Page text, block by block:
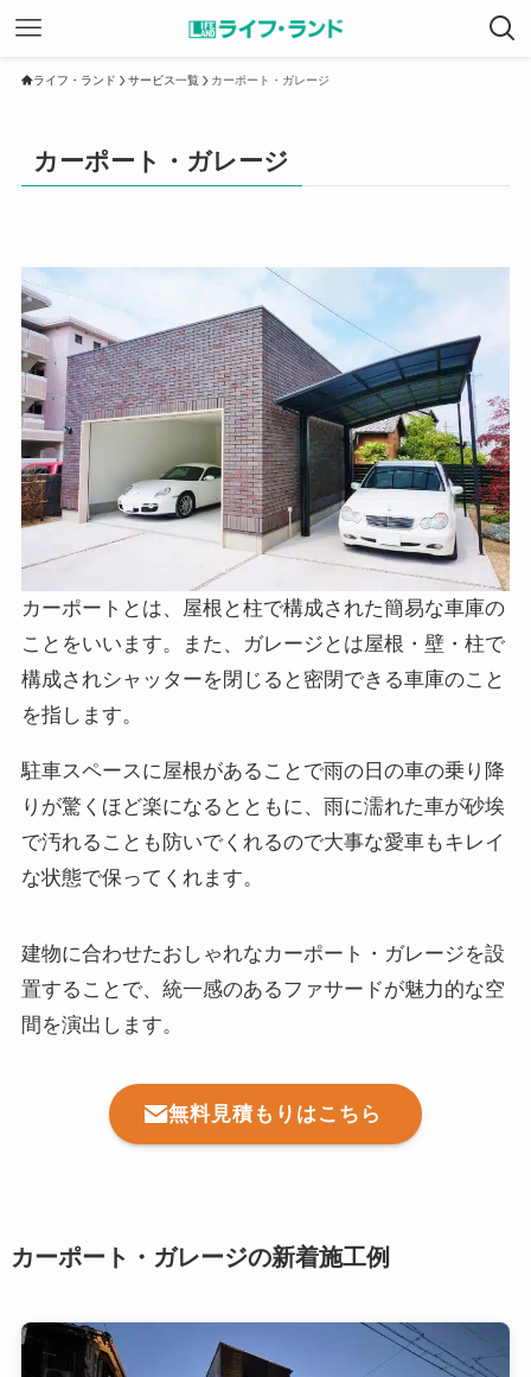
ライフ・ランド サービス一覧 カーポート・ガレージ
カーポート・ガレージ
カーポートとは、屋根と柱で構成された簡易な車庫の
ことをいいます。また、ガレージとは屋根・壁・柱で
構成されシャッターを閉じると密閉できる車庫のこと
を指します。
駐車スペースに屋根があることで雨の日の車の乗り降
りが驚くほど楽になるとともに、雨に濡れた車が砂埃
で汚れることも防いでくれるので大事な愛車もキレイ
な状態で保ってくれます。
建物に合わせたおしゃれなカーポート・ガレージを設
置することで、統一感のあるファサードが魅力的な空
間を演出します。
無料見積もりはこちら
カーポート・ガレージの新着施工例